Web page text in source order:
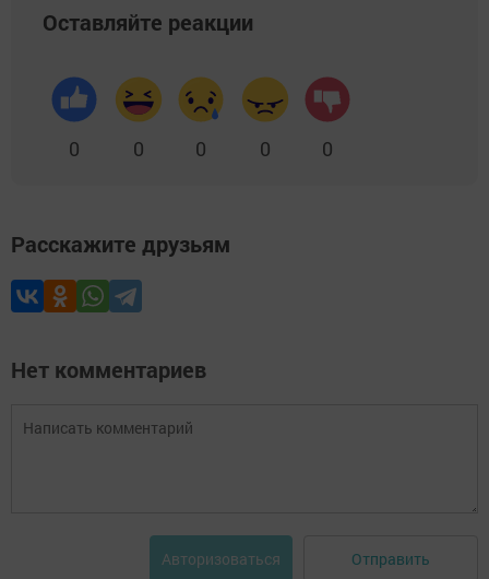
Оставляйте реакции
0 0 0 0 0
Расскажите друзьям
Нет комментариев
Авторизоваться Отправить